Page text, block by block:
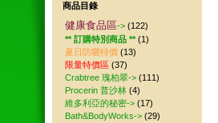
商品目錄
健康食品區-> (122)
** 訂購特別商品 **(1)
夏日防曬特價 (13)
限量特價區 (37)
Crabtree 瑰柏翠-> (111)
Procerin 普沙林 (4)
維多利亞的秘密-> (17)
Bath&BodyWorks-> (29)